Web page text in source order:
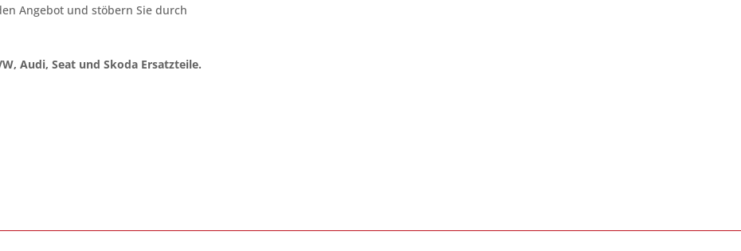
Angebot und stöbern Sie durch
Audi, Seat und Skoda Ersatzteile.